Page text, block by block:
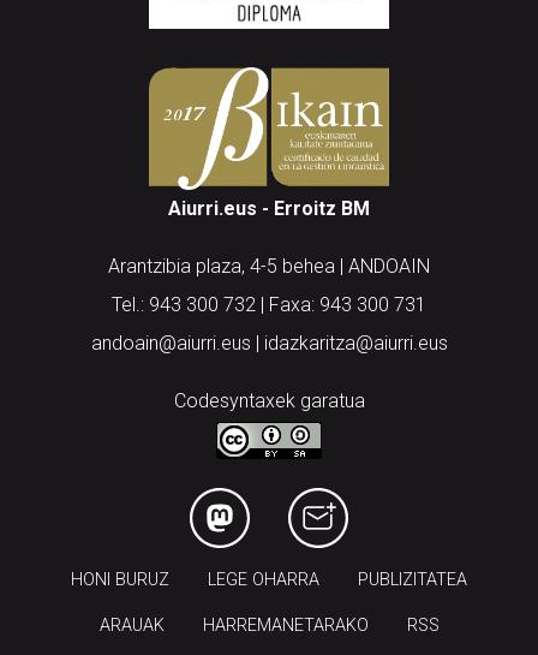
Aiurri.eus - Erroitz BM
Arantzibia plaza, 4-5 behea | ANDOAIN
Tel.: 943 300 732 | Faxa: 943 300 731
andoain@aiurri.eus | idazkaritza@aiurri.eus
Codesyntaxek garatua
HONI BURUZ LEGE OHARRA PUBLIZITATEA
ARAUAK HARREMANETARAKO RSS